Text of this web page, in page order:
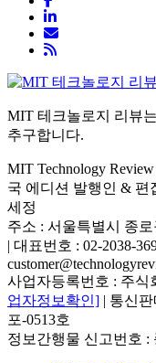
MIT 테크놀로지 리뷰
추구합니다.
MIT Technology
국 에디션 발행인 & 편
세정
주소 : 서울특별시 종
| 대표번호 : 02-2038-
사업자등록번호 : 주식
업자정보확인] | 통신
포-0513호
정보간행물 신고번호 :